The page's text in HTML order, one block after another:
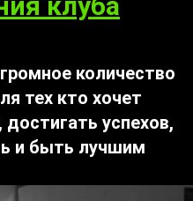
количество
тех кто хочет
успехов,
и быть лучшим